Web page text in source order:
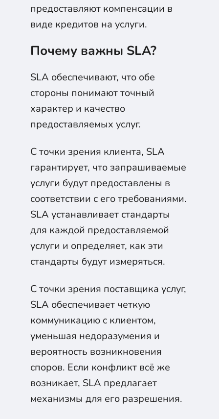
предоставляют компенсации в
виде кредитов на услуги.
Почему важны SLA?
SLA обеспечивают, что обе
стороны понимают точный
характер и качество
предоставляемых услуг.
С точки зрения клиента, SLA
гарантирует, что запрашиваемые
услуги будут предоставлены в
соответствии с его требованиями.
SLA устанавливает стандарты
для каждой предоставляемой
услуги и определяет, как эти
стандарты будут измеряться.
С точки зрения поставщика услуг,
SLA обеспечивает четкую
коммуникацию с клиентом,
уменьшая недоразумения и
вероятность возникновения
споров. Если конфликт всё же
возникает, SLA предлагает
механизмы для его разрешения.